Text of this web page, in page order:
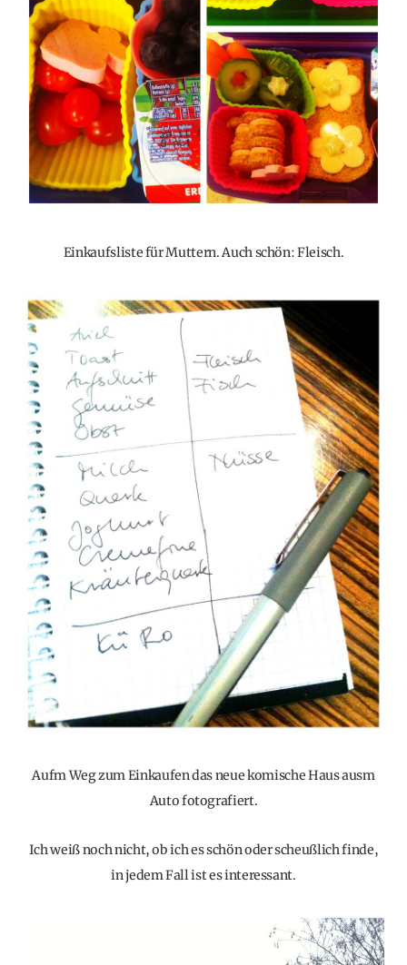
Einkaufsliste für Muttern. Auch schön: Fleisch.
Aufm Weg zum Einkaufen das neue komische Haus ausm
Auto fotografiert.
Ich weiß noch nicht, ob ich es schön oder scheußlich finde,
in jedem Fall ist es interessant.